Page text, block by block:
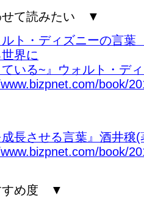
て読みたい ▼
ルト・ディズニーの言
界に
~』ウォルト・ディ
book/
成長させる言葉』酒井穣(
book/
め度 ▼